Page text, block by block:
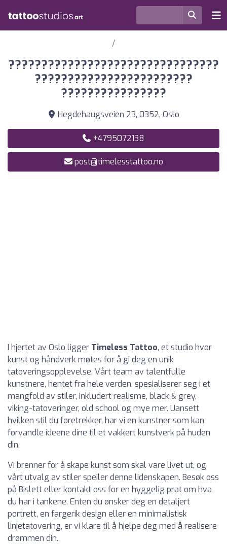
????????????????????????????????
????????????????????????
????????????????
Hegdehaugsveien 23, 0352, Oslo
+4795072138
post@timelesstattoo.no
I hjertet av Oslo ligger Timeless Tattoo, et studio hvor
kunst og håndverk møtes for å gi deg en unik
tatoveringsopplevelse. Vårt team av talentfulle
kunstnere, hentet fra hele verden, spesialiserer seg i et
mangfold av stiler, inkludert realisme, black & grey,
viking-tatoveringer, old school og mye mer. Uansett
hvilken stil du foretrekker, har vi en kunstner som kan
forvandle ideene dine til et vakkert kunstverk på huden
din.
Vi brenner for å skape kunst som skal vare livet ut, og
vårt utvalg av stiler speiler denne lidenskapen. Besøk oss
på Bislett eller kontakt oss for en hyggelig prat om hva
du har i tankene. Enten du ønsker deg en detaljert
portrett, en fargerik design eller en minimalistisk
linjetatovering, er vi klare til å hjelpe deg med å realisere
drømmen din.